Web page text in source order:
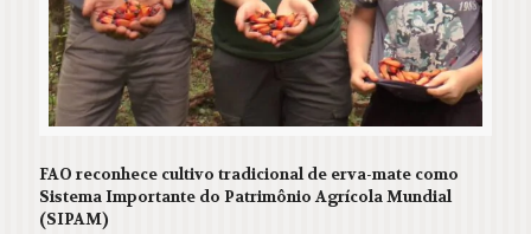
FAO reconhece cultivo tradicional de erva-mate como
Sistema Importante do Patrimônio Agrícola Mundial
(SIPAM)